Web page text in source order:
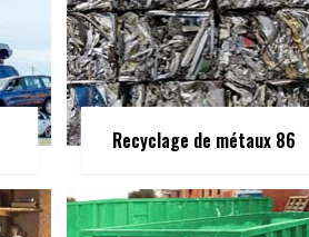
Recyclage de métaux 86